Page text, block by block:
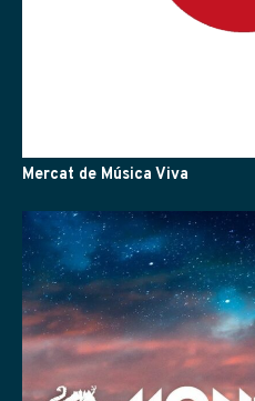
Mercat de Música Viva